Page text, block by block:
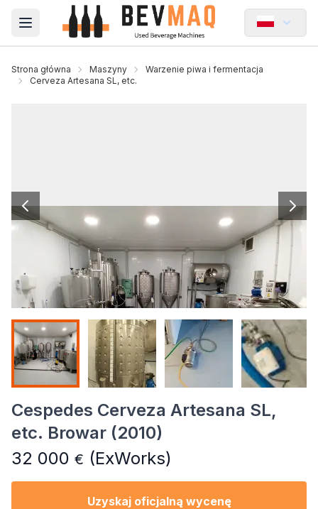
Open main menu
Strona główna Maszyny
Warzenie piwa i fermentacja
Cerveza Artesana SL, etc.
Cespedes Cerveza Artesana SL,
etc. Browar (2010)
32 000 € (ExWorks)
Uzyskaj oficjalną wycenę